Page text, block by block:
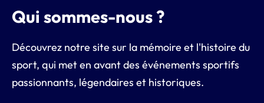
Qui sommes-nous ?
Découvrez notre site sur la mémoire et l'histoire du
sport, qui met en avant des événements sportifs
passionnants, légendaires et historiques.